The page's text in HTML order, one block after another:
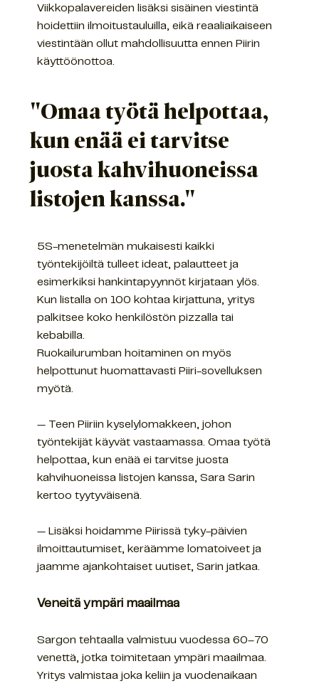
Viikkopalavereiden lisäksi sisäinen viestintä
hoidettiin ilmoitustauluilla, eikä reaaliaikaiseen
viestintään ollut mahdollisuutta ennen Piirin
käyttöönottoa.
"Omaa työtä helpottaa,
kun enää ei tarvitse
juosta kahvihuoneissa
listojen kanssa."
5S-menetelmän mukaisesti kaikki
työntekijöiltä tulleet ideat, palautteet ja
esimerkiksi hankintapyynnöt kirjataan ylös.
Kun listalla on 100 kohtaa kirjattuna, yritys
palkitsee koko henkilöstön pizzalla tai
kebabilla.
Ruokailurumban hoitaminen on myös
helpottunut huomattavasti Piiri-sovelluksen
myötä.
— Teen Piiriin kyselylomakkeen, johon
työntekijät käyvät vastaamassa. Omaa työtä
helpottaa, kun enää ei tarvitse juosta
kahvihuoneissa listojen kanssa, Sara Sarin
kertoo tyytyväisenä.
— Lisäksi hoidamme Piirissä tyky-päivien
ilmoittautumiset, keräämme lomatoiveet ja
jaamme ajankohtaiset uutiset, Sarin jatkaa.
Veneitä ympäri maailmaa
Sargon tehtaalla valmistuu vuodessa 60–70
venettä, jotka toimitetaan ympäri maailmaa.
Yritys valmistaa joka keliin ja vuodenaikaan